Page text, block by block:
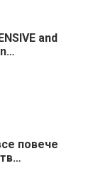
and
повече